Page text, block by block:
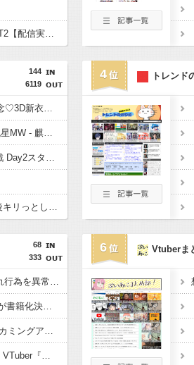
【雑談】ホロライブ掲示板：ホロ速：PART2【配信実況可】
144
6119
【Vtuber】けもみみりふれっ!活動5周年記念♡3D新衣装お披露目！viviONとけもりふパートナーシップ提携や
【にじ甲2026】Winners準決勝第1試合：流星MW - 麒麟！麒麟うおおおおおおおおお
【にじ甲2026】にじさんじ甲子園2026 本戦 Day2スタート！初手いじり草
【にじ甲2026】困り眉の笹木がHR打った後キリっとしてるって聞いたので確認したらかわいかった
4 トレンド
68
333
【たしかに？】X民さん『現代オタクが割れ行為を異常に叩く理由、ソシャゲとVTuberしか追ってない"一般人"だからです』
【速報】人気Vtuberみけねこさん、初小説が書籍化決定してしまうwwwww←み！さんなんでもやるなあ
【悲報】人気Vtuberさん、1998年生まれをカミングアウトwwwww
ワイ『VTuberちゃんかわいいなぁ…ん？』 VTuber『（2000年代のアニメやバラエティを語り出す）』
6 Vtuberま